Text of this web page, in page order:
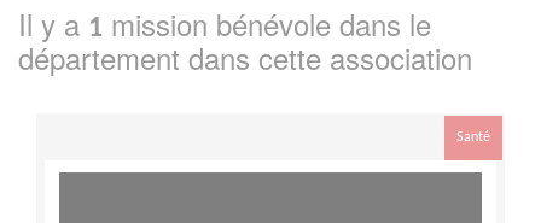
Il y a 1 mission bénévole dans le
département dans cette association
Santé